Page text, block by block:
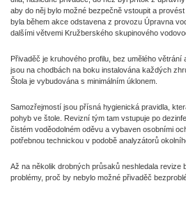
aby do něj bylo možné bezpečně vstoupit a
byla během akce odstavena z provozu Úpravna
dalšími větvemi Kružberského skupinového
Přivaděč je kruhového profilu, bez umělého
jsou na chodbách na boku instalována každých
Štola je vybudována s minimálním úklonem.
Samozřejmostí jsou přísná hygienická pravidla,
pohyb ve štole. Revizní tým tam vstupuje po
čistém voděodolném oděvu a vybaven osobními
potřebnou technickou v podobě analyzátorů
Až na několik drobných průsaků neshledala revize
problémy, proč by nebylo možné přivaděč